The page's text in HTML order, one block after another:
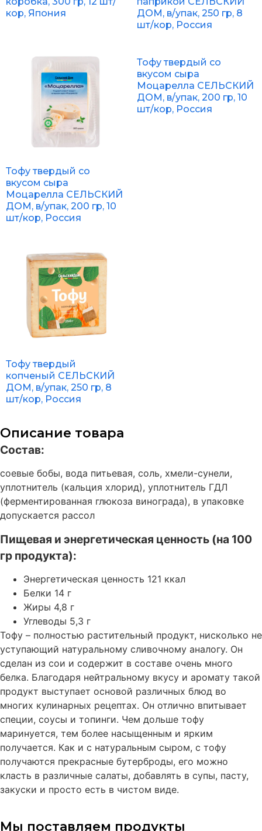
кор, Япония
ДОМ, в/упак, 250 гр, 8
шт/кор, Россия
Тофу твердый со
вкусом сыра
Моцарелла СЕЛЬСКИЙ
ДОМ, в/упак, 200 гр, 10
шт/кор, Россия
Тофу твердый со
вкусом сыра
Моцарелла СЕЛЬСКИЙ
ДОМ, в/упак, 200 гр, 10
шт/кор, Россия
Тофу твердый
копченый СЕЛЬСКИЙ
ДОМ, в/упак, 250 гр, 8
шт/кор, Россия
Описание товара
Состав:
соевые бобы, вода питьевая, соль, хмели-сунели,
уплотнитель (кальция хлорид), уплотнитель ГДЛ
(ферментированная глюкоза винограда), в упаковке
допускается рассол
Пищевая и энергетическая ценность (на 100
гр продукта):
Энергетическая ценность 121 ккал
Белки 14 г
Жиры 4,8 г
Углеводы 5,3 г
Тофу – полностью растительный продукт, нисколько не
уступающий натуральному сливочному аналогу. Он
сделан из сои и содержит в составе очень много
белка. Благодаря нейтральному вкусу и аромату такой
продукт выступает основой различных блюд во
многих кулинарных рецептах. Он отлично впитывает
специи, соусы и топинги. Чем дольше тофу
маринуется, тем более насыщенным и ярким
получается. Как и с натуральным сыром, с тофу
получаются прекрасные бутерброды, его можно
класть в различные салаты, добавлять в супы, пасту,
закуски и просто есть в чистом виде.
Мы поставляем продукты